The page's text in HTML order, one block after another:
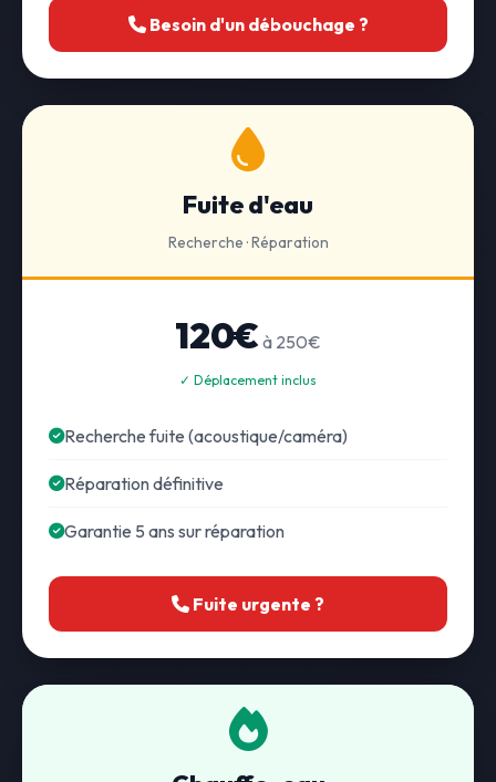
Besoin d'un débouchage ?
Fuite d'eau
Recherche · Réparation
120€ à 250€
✓ Déplacement inclus
Recherche fuite (acoustique/caméra)
Réparation définitive
Garantie 5 ans sur réparation
Fuite urgente ?